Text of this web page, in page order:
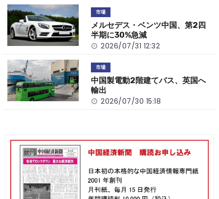
市場
メルセデス・ベンツ中国、第2四
半期に30%急減
2026/07/31 12:32
市場
中国製電動2階建てバス、英国へ
輸出
2026/07/30 15:18